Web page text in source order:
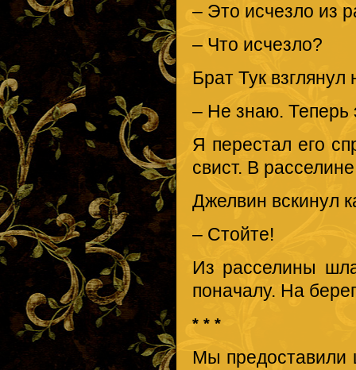
– Это исчезло из
– Что исчезло?
Брат Тук
– Не знаю. Теперь
Я перестал его
свист. В
Джелвин вскинул
– Стойте!
Из расселины
поначалу. На
* * *
Мы предоставили